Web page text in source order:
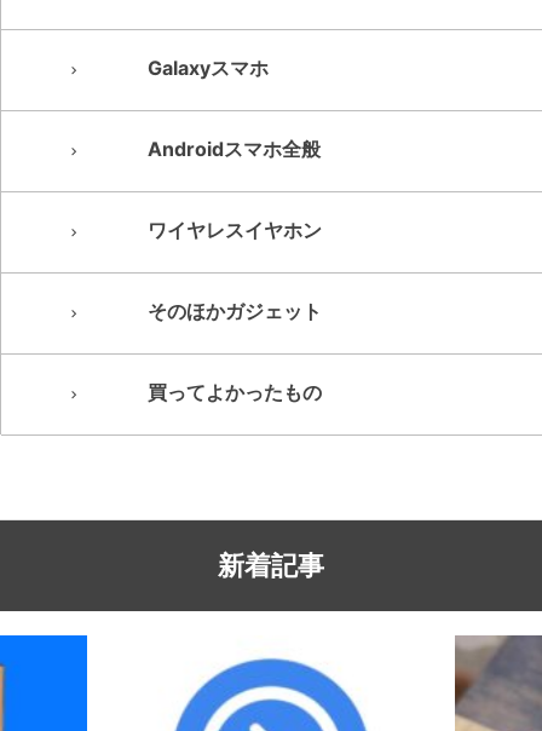
Galaxyスマホ
Androidスマホ全般
ワイヤレスイヤホン
そのほかガジェット
買ってよかったもの
新着記事